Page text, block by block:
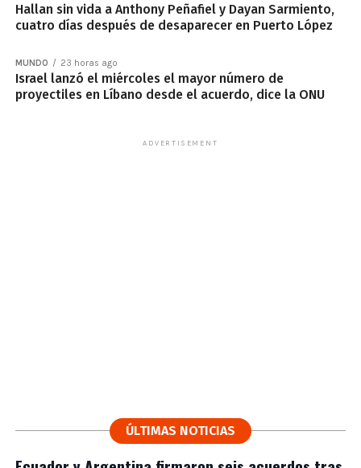
Hallan sin vida a Anthony Peñafiel y Dayan Sarmiento,
cuatro días después de desaparecer en Puerto López
MUNDO 23 horas ago
Israel lanzó el miércoles el mayor número de
proyectiles en Líbano desde el acuerdo, dice la ONU
ADVERTISEMENT
ÚLTIMAS NOTICIAS